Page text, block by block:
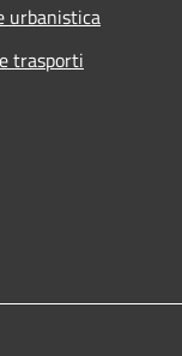
urbanistica
trasporti